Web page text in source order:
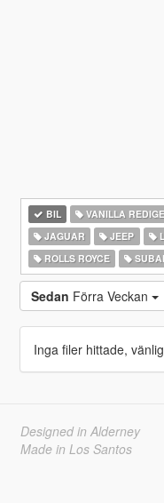
BIL VANILLA
JAGUAR
JEEP
ROLLS ROYCE
Sedan Förra Veckan
Inga filer hittade,
Designed in Alderney
Made in Los Santos